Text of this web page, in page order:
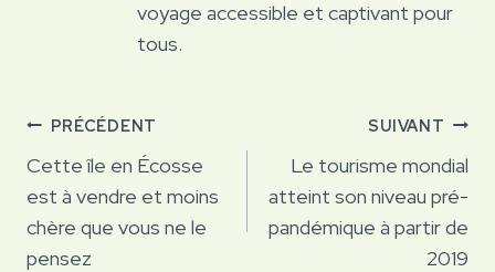
voyage accessible et captivant pour
tous.
Navigation
de
l’article
PRÉCÉDENT
Cette île en Écosse
est à vendre et moins
chère que vous ne le
pensez
SUIVANT
Le tourisme mondial
atteint son niveau pré-
pandémique à partir de
2019